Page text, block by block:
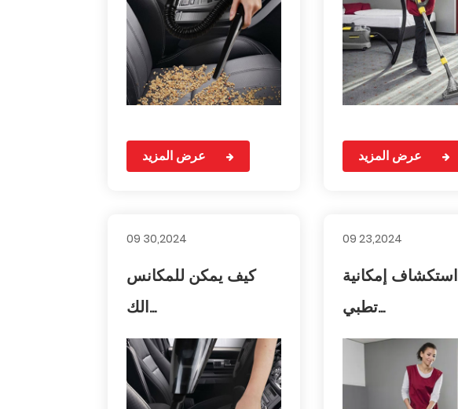
09 30,2024
كيف يمكن للمكانس
الك...
09 23,2024
استكشاف إمكانية
تطبي...